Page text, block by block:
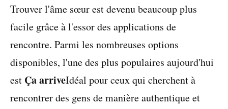
Trouver l'âme sœur est devenu beaucoup plus
facile grâce à l'essor des applications de
rencontre. Parmi les nombreuses options
disponibles, l'une des plus populaires aujourd'hui
est Ça arriveIdéal pour ceux qui cherchent à
rencontrer des gens de manière authentique et